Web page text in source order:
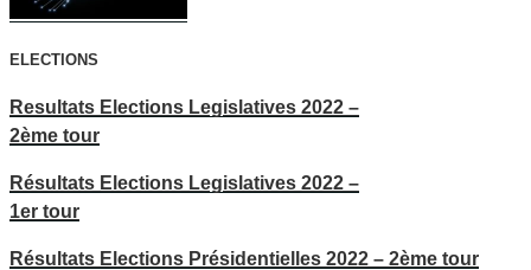
ELECTIONS
Resultats Elections Legislatives 2022 –
2ème tour
Résultats Elections Legislatives 2022 –
1er tour
Résultats Elections Présidentielles 2022 – 2ème tour